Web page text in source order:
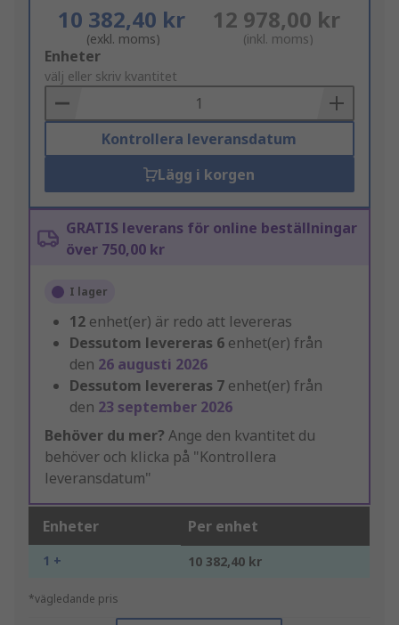
10 382,40 kr
(exkl. moms)
12 978,00 kr
(inkl. moms)
Add
to
Basket
Enheter
välj eller skriv kvantitet
Kontrollera leveransdatum
Lägg i korgen
GRATIS leverans för online beställningar
över 750,00 kr
I lager
12 enhet(er) är redo att levereras
Dessutom levereras 6 enhet(er) från
den 26 augusti 2026
Dessutom levereras 7 enhet(er) från
den 23 september 2026
Behöver du mer? Ange den kvantitet du
behöver och klicka på "Kontrollera
leveransdatum"
Enheter Per enhet
1 + 10 382,40 kr
*vägledande pris